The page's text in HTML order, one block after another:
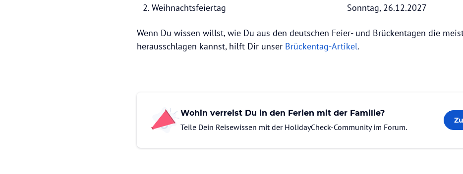
2. Weihnachtsfeiertag
Sonntag, 26.12.2027
Wenn Du wissen willst, wie Du aus den deutschen Feier- und Brückentagen die
herausschlagen kannst, hilft Dir unser Brückentag-Artikel.
Wohin verreist Du in den Ferien mit der Familie?
Teile Dein Reisewissen mit der HolidayCheck-Community im Forum.